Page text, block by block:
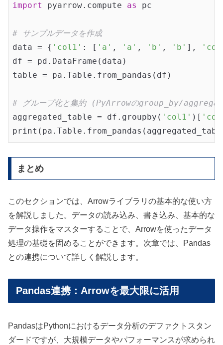
import
pyarrow.compute as pc
# サンプルデータを作成
data = { 'col1' : [ 'a' , 'a' , 'b' , 'b' ],
df = pd.DataFrame(data)
table = pa.Table.from_pandas(df)
# グループ化と集約 (PyArrowのgroup_by/
aggregated_table = df.groupby( 'col1' )[
まとめ
このセクションでは、Arrowライブラリの基本的な使い方
を解説しました。データの読み込み、書き込み、基本的な
データ操作をマスターすることで、Arrowを使ったデータ
処理の基礎を固めることができます。次章では、Pandas
との連携について詳しく解説します。
Pandas連携：Arrowを最大限に活用
PandasはPythonにおけるデータ分析のデファクトスタン
ダードですが、大規模データやパフォーマンスが求められ